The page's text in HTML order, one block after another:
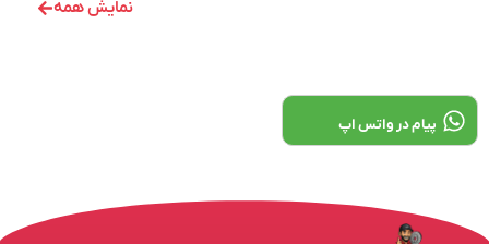
نمایش همه
پیام در واتس اپ